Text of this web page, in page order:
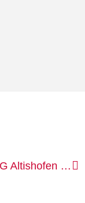
Altishofen et Zurich